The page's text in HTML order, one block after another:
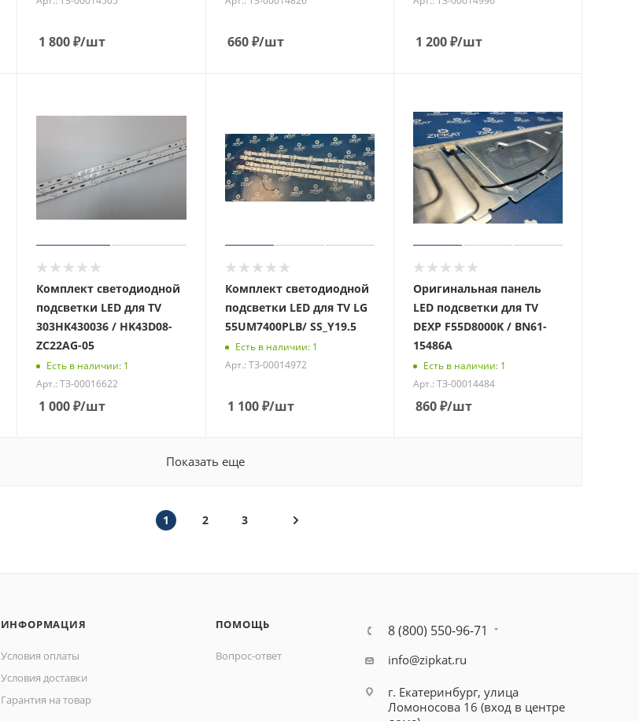
1 800₽/шт 660₽/шт 1 200₽/шт
Комплект светодиодной
подсветки LED для TV
303HK430036 / HK43D08-
ZC22AG-05
Есть в наличии: 1
Арт.: ТЗ-00016622
1 000₽/шт
Комплект светодиодной
подсветки LED для TV LG
55UM7400PLB/ SS_Y19.5
Есть в наличии: 1
Арт.: ТЗ-00014972
1 100₽/шт
Оригинальная панель
LED подсветки для TV
DEXP F55D8000K / BN61-
15486A
Есть в наличии: 1
Арт.: ТЗ-00014484
860₽/шт
Показать еще
1 2 3
ИНФОРМАЦИЯ
Условия оплаты
Условия доставки
Гарантия на товар
ПОМОЩЬ
Вопрос-ответ
8 (800) 550-96-71
info@zipkat.ru
г. Екатеринбург, улица
Ломоносова 16 (вход в центре